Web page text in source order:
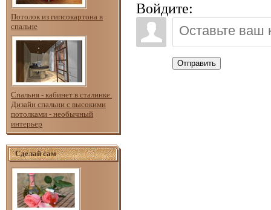
Потолок из гипсокартона в
спальне
Спальня - кабинет в сталинке.
Дизайн спальни с высокими
потолками - необычный
интерьер
Сделай сам
Войдите:
Отправить